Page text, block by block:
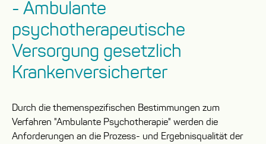
- Ambulante
psychotherapeutische
Versorgung gesetzlich
Krankenversicherter
Durch die themenspezifischen Bestimmungen zum
Verfahren "Ambulante Psychotherapie" werden die
Anforderungen an die Prozess- und Ergebnisqualität der